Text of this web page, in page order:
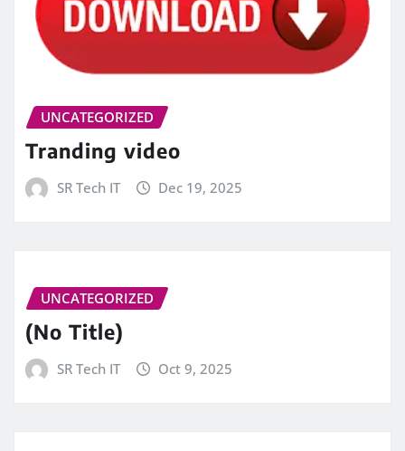
UNCATEGORIZED
Tranding video
SR Tech IT Dec 19, 2025
UNCATEGORIZED
(No Title)
SR Tech IT Oct 9, 2025